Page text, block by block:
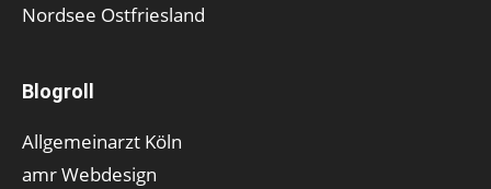
Nordsee Ostfriesland
Blogroll
Allgemeinarzt Köln
amr Webdesign